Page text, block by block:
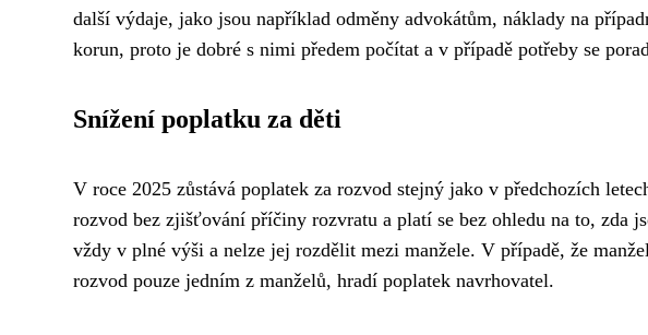
další výdaje, jako jsou například odměny advokátům, náklady na
korun, proto je dobré s nimi předem počítat a v případě potřeby se
Snížení poplatku za děti
V roce 2025 zůstává poplatek za rozvod stejný jako v předchozích
rozvod bez zjišťování příčiny rozvratu a platí se bez ohledu na to, zda
vždy v plné výši a nelze jej rozdělit mezi manžele. V případě, že
rozvod pouze jedním z manželů, hradí poplatek navrhovatel.